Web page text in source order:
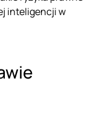
inteligencji w